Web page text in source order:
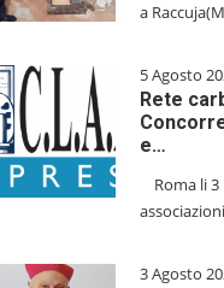
a
5 Agosto
Rete
e…
​Roma li 3
3 Agosto